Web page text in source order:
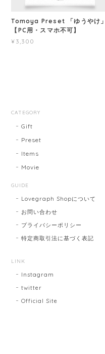
Tomoya Preset 「ゆうやけ」
【PC用・スマホ不可】
¥3,300
CATEGORY
Gift
Preset
Items
Movie
GUIDE
Lovegraph Shopについて
お問い合わせ
プライバシーポリシー
特定商取引法に基づく表記
LINK
Instagram
twitter
Official Site